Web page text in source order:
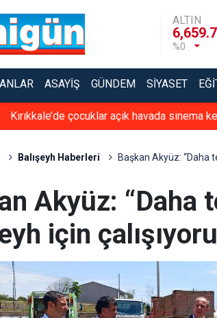
ALTIN
%0
ASAYIŞ GÜNDEM SIYASET
Kırıkkale’de çocuklar açık havada sinema
Balışeyh Haberleri Başkan Akyüz: “Daha
Akyüz: “Daha
için